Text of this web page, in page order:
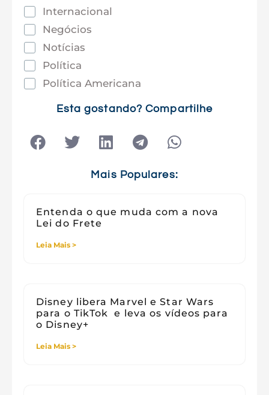
Internacional
Negócios
Notícias
Política
Política Americana
Tecnologia
Esta gostando? Compartilhe
Mais Populares:
Entenda o que muda com a nova
Lei do Frete
Leia Mais >
Disney libera Marvel e Star Wars
para o TikTok e leva os vídeos para
o Disney+
Leia Mais >